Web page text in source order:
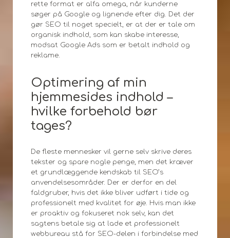
rette format er alfa omega, når kunderne
søger på Google og lignende efter dig. Det der
gør SEO til noget specielt, er at der er tale om
organisk indhold, som kan skabe interesse,
modsat Google Ads som er betalt indhold og
reklame.
Optimering af min
hjemmesides indhold –
hvilke forbehold bør
tages?
De fleste mennesker vil gerne selv skrive deres
tekster og spare nogle penge, men det kræver
et grundlæggende kendskab til SEO’s
anvendelsesområder. Der er derfor en del
faldgruber, hvis det ikke bliver udført i tide og
professionelt med kvalitet for øje. Hvis man ikke
er proaktiv og fokuseret nok selv, kan det
sagtens betale sig at lade et professionelt
webbureau stå for SEO-delen i forbindelse med